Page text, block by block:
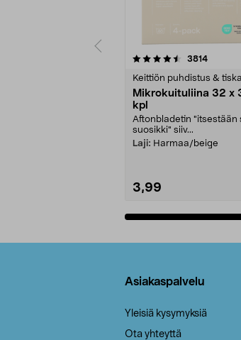
3814
Keittiön puhdistus &
Mikrokuituliina 32 x
kpl
Aftonbladetin "itsestään
suosikki" siiv...
Laji: Harmaa/beige
3,99
4.5viidestä
Asiakaspalvelu
Yleisiä kysymyksiä
Ota yhteyttä